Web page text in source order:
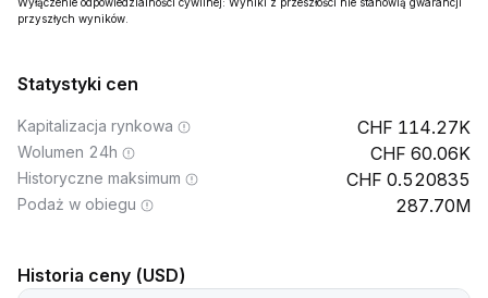
przyszłych wyników.
Statystyki cen
Kapitalizacja rynkowa 114.27K
Wolumen 24h 60.06K
Historyczne maksimum 0.520835
Podaż w obiegu 287.70M
Historia ceny (USD)